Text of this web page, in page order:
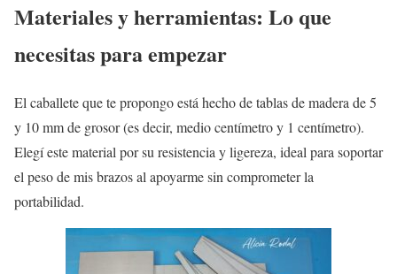
Materiales y herramientas: Lo que
necesitas para empezar
El caballete que te propongo está hecho de tablas de madera de 5
y 10 mm de grosor (es decir, medio centímetro y 1 centímetro).
Elegí este material por su resistencia y ligereza, ideal para soportar
el peso de mis brazos al apoyarme sin comprometer la
portabilidad.